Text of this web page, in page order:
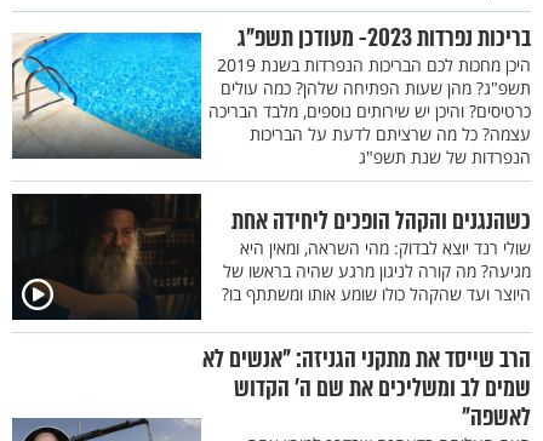
בריכות נפרדות 2023- מעודכן תשפ"ג
היכן מחכות לכם הבריכות הנפרדות בשנת 2019
תשפ"ג? מהן שעות הפתיחה שלהן? כמה עולים
כרטיסים? והיכן יש שירותים נוספים, מלבד הבריכה
עצמה? כל מה שרציתם לדעת על הבריכות
הנפרדות של שנת תשפ"ג
כשהנגנים והקהל הופכים ליחידה אחת
שולי רנד יוצא לבדוק: מהי השראה, ומאין היא
מגיעה? מה קורה לניגון מרגע שהיה בראשו של
היוצר ועד שהקהל כולו שומע אותו ומשתתף בו?
הרב שייסד את מתקני הגניזה: "אנשים לא
שמים לב ומשליכים את שם ה’ הקדוש
לאשפה"